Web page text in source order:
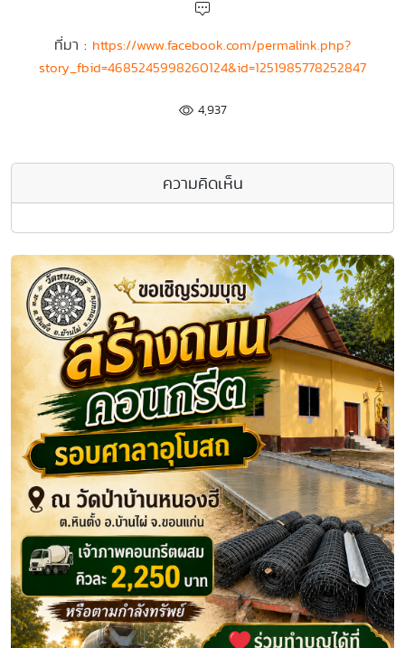
ที่มา : https://www.facebook.com/permalink.php?
story_fbid=4685245998260124&id=1251985778252847
4,937
ความคิดเห็น